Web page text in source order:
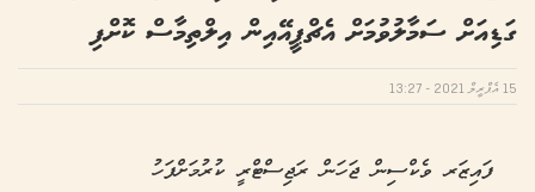
ގަޑިއަށް ސަމާލުވުމަށް އެޗްޕީއޭއިން އިލްތިމާސް ކޮށްފި
15 އެޕްރީލް 2021 - 13:27
ފައިޒަރ ވެކްސިން ޖަހަން ރަޖިސްޓްރީ ކުރުމަށްފަހު